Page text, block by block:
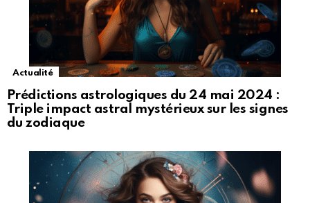
Actualité
Prédictions astrologiques du 24 mai 2024 :
Triple impact astral mystérieux sur les signes
du zodiaque